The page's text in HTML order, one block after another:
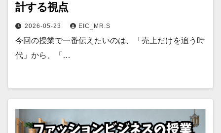
計する視点
2026-05-23 EIC_MR.S
今回の授業で一番伝えたいのは、「売上だけを追う時
代」から、「…